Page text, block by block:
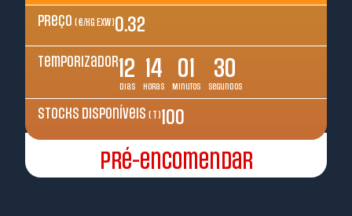
Preço ( €/kg EXW ) 0.32
Temporizador12
Dias
14
Horas
01
Minutos
29
Segundos
Stocks disponíveis ( T ) 100
Pré-encomendar